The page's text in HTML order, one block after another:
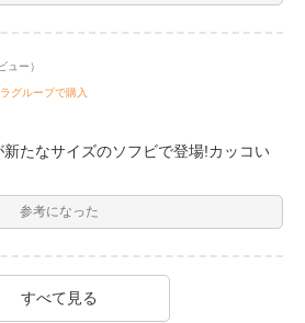
ュー）
グループで購入
たなサイズのソフビで登場!カッコい
参考になった
すべて見る